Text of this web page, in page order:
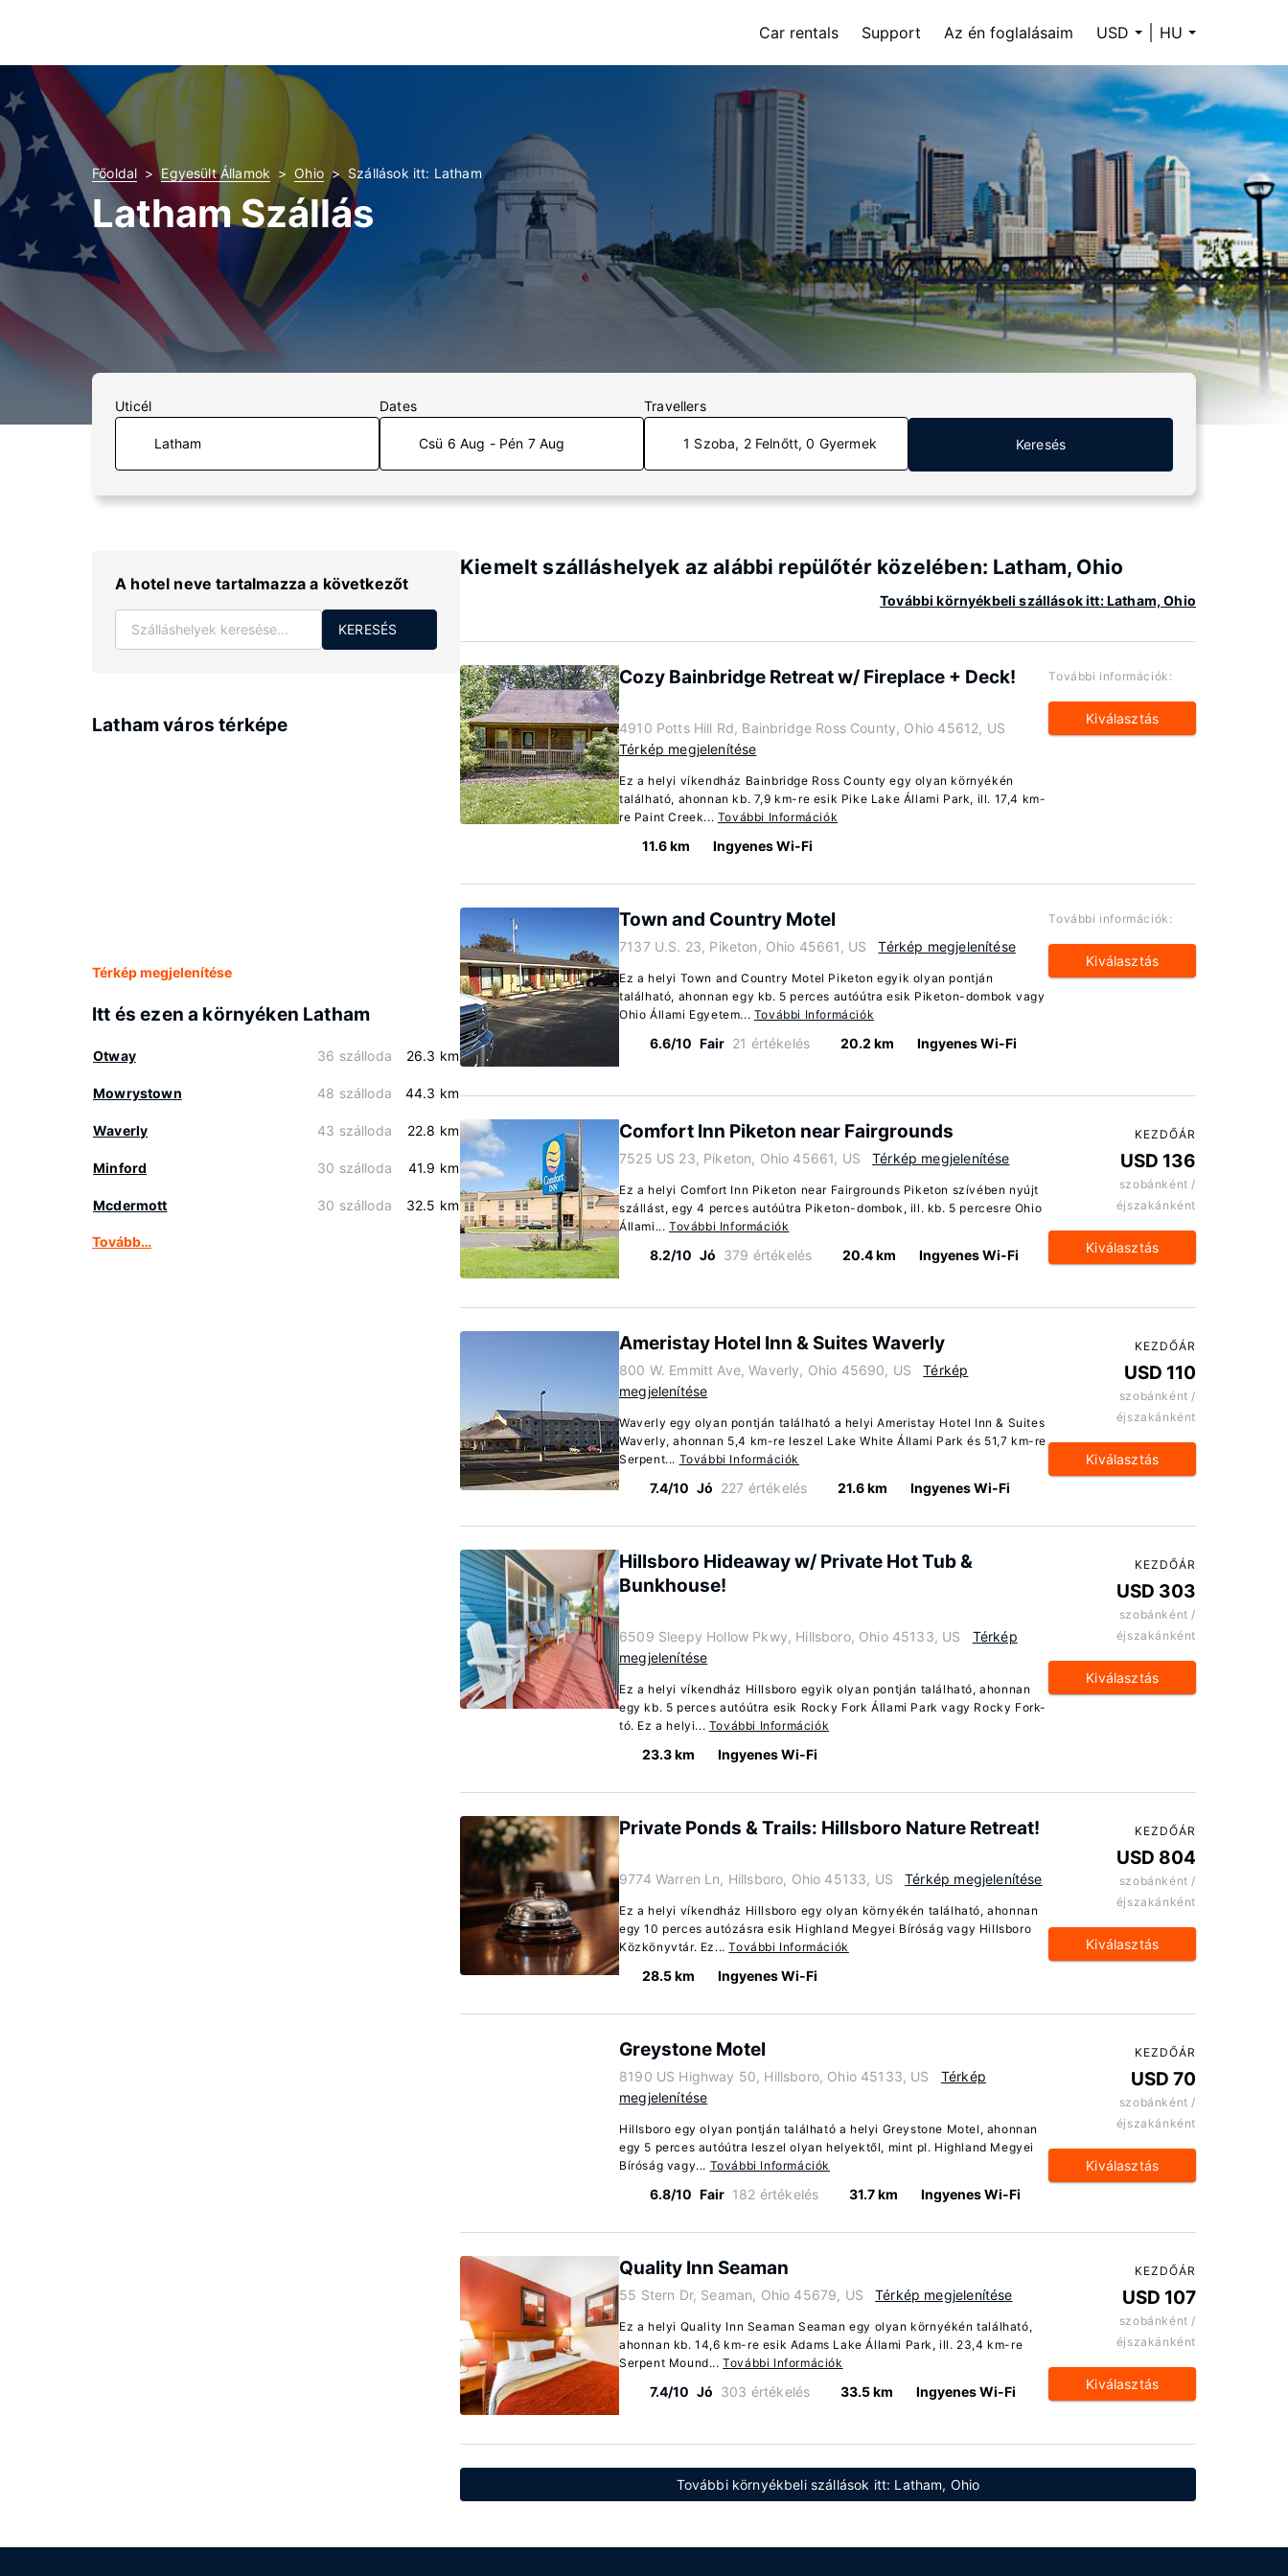
Car rentals Support Az én foglalásaim USD HU
Főoldal Egyesült Államok Ohio Szállások itt: Latham
Latham Szállás
Uticél Dates
Csü 6 Aug - Pén 7 Aug
Travellers
1 Szoba, 2 Felnőtt, 0 Gyermek Keresés
A hotel neve tartalmazza a következőt
KERESÉS
Latham város térképe
Térkép megjelenítése
Itt és ezen a környéken Latham
Otway 36 szálloda 26.3 km
Mowrystown 48 szálloda 44.3 km
Waverly 43 szálloda 22.8 km
Minford 30 szálloda 41.9 km
Mcdermott 30 szálloda 32.5 km
Tovább…
Kiemelt szálláshelyek az alábbi repülőtér közelében: Latham, Ohio
További környékbeli szállások itt: Latham, Ohio
Cozy Bainbridge Retreat w/ Fireplace + Deck!
4910 Potts Hill Rd, Bainbridge Ross County, Ohio 45612, US
Térkép megjelenítése
Ez a helyi víkendház Bainbridge Ross County egy olyan környékén
található, ahonnan kb. 7,9 km-re esik Pike Lake Állami Park, ill. 17,4 km-
re Paint Creek... További Információk
11.6 km Ingyenes Wi-Fi
További információk:
Kiválasztás
Town and Country Motel
7137 U.S. 23, Piketon, Ohio 45661, US Térkép megjelenítése
Ez a helyi Town and Country Motel Piketon egyik olyan pontján
található, ahonnan egy kb. 5 perces autóútra esik Piketon-dombok vagy
Ohio Állami Egyetem... További Információk
6.6/10 Fair 21 értékelés 20.2 km Ingyenes Wi-Fi
További információk:
Kiválasztás
Comfort Inn Piketon near Fairgrounds
7525 US 23, Piketon, Ohio 45661, US Térkép megjelenítése
Ez a helyi Comfort Inn Piketon near Fairgrounds Piketon szívében nyújt
szállást, egy 4 perces autóútra Piketon-dombok, ill. kb. 5 percesre Ohio
Állami... További Információk
8.2/10 Jó 379 értékelés 20.4 km Ingyenes Wi-Fi
KEZDŐÁR
USD 136
szobánként /
éjszakánként
Kiválasztás
Ameristay Hotel Inn & Suites Waverly
800 W. Emmitt Ave, Waverly, Ohio 45690, US
Térkép
megjelenítése
Waverly egy olyan pontján található a helyi Ameristay Hotel Inn & Suites
Waverly, ahonnan 5,4 km-re leszel Lake White Állami Park és 51,7 km-re
Serpent... További Információk
7.4/10 Jó 227 értékelés 21.6 km Ingyenes Wi-Fi
KEZDŐÁR
USD 110
szobánként /
éjszakánként
Kiválasztás
Hillsboro Hideaway w/ Private Hot Tub &
Bunkhouse!
6509 Sleepy Hollow Pkwy, Hillsboro, Ohio 45133, US
Térkép
megjelenítése
Ez a helyi víkendház Hillsboro egyik olyan pontján található, ahonnan
egy kb. 5 perces autóútra esik Rocky Fork Állami Park vagy Rocky Fork-
tó. Ez a helyi... További Információk
23.3 km Ingyenes Wi-Fi
KEZDŐÁR
USD 303
szobánként /
éjszakánként
Kiválasztás
Private Ponds & Trails: Hillsboro Nature Retreat!
9774 Warren Ln, Hillsboro, Ohio 45133, US Térkép megjelenítése
Ez a helyi víkendház Hillsboro egy olyan környékén található, ahonnan
egy 10 perces autózásra esik Highland Megyei Bíróság vagy Hillsboro
Közkönyvtár. Ez...További Információk
28.5 km Ingyenes Wi-Fi
KEZDŐÁR
USD 804
szobánként /
éjszakánként
Kiválasztás
Greystone Motel
8190 US Highway 50, Hillsboro, Ohio 45133, US
Térkép
megjelenítése
Hillsboro egy olyan pontján található a helyi Greystone Motel, ahonnan
egy 5 perces autóútra leszel olyan helyektől, mint pl. Highland Megyei
Bíróság vagy... További Információk
6.8/10 Fair 182 értékelés 31.7 km Ingyenes Wi-Fi
KEZDŐÁR
USD 70
szobánként /
éjszakánként
Kiválasztás
Quality Inn Seaman
55 Stern Dr, Seaman, Ohio 45679, US Térkép megjelenítése
Ez a helyi Quality Inn Seaman Seaman egy olyan környékén található,
ahonnan kb. 14,6 km-re esik Adams Lake Állami Park, ill. 23,4 km-re
Serpent Mound...További Információk
7.4/10 Jó 303 értékelés 33.5 km Ingyenes Wi-Fi
KEZDŐÁR
USD 107
szobánként /
éjszakánként
Kiválasztás
További környékbeli szállások itt: Latham, Ohio